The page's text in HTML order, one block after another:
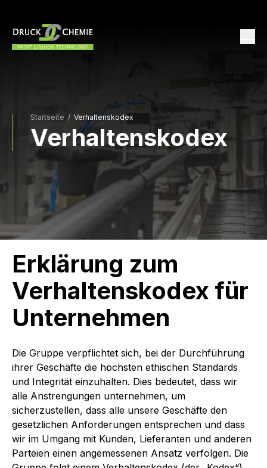
Startseite / Verhaltenskodex
Verhaltenskodex
Erklärung zum
Verhaltenskodex für
Unternehmen
Die Gruppe verpflichtet sich, bei der Durchführung
ihrer Geschäfte die höchsten ethischen Standards
und Integrität einzuhalten. Dies bedeutet, dass wir
alle Anstrengungen unternehmen, um
sicherzustellen, dass alle unsere Geschäfte den
gesetzlichen Anforderungen entsprechen und dass
wir im Umgang mit Kunden, Lieferanten und anderen
Parteien einen angemessenen Ansatz verfolgen. Die